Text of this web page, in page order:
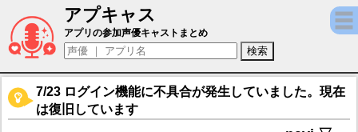
アプキャス
VAVA（声優：下崎紘史)【ロックマンX DiVE
アプリの参加声優キャストまとめ
7/23 ログイン機能に不具合が発生していました。現在
は復旧しています